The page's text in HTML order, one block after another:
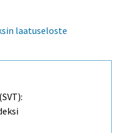
laatuseloste